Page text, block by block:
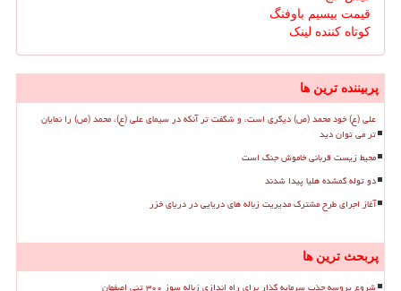
قیمت بیسیم باوفنگ
کوتاه کننده لینک
پربیننده ترین ها
علی (ع) خود محمد (ص) دیگری است، و شگفت تر آنکه در سیمای علی (ع)، محمد (ص) را نمایان
تر می توان دید
محیط زیست قربانی خاموش جنگ است
دو توله گمشده هلیا پیدا شدند
آغاز اجرای طرح مشترک مدیریت زباله های دریایی در دریای خزر
پربحث ترین ها